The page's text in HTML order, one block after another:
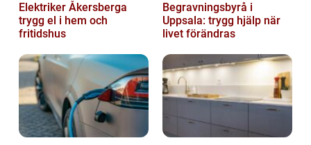
Elektriker Åkersberga
trygg el i hem och
fritidshus
Begravningsbyrå i
Uppsala: trygg hjälp när
livet förändras